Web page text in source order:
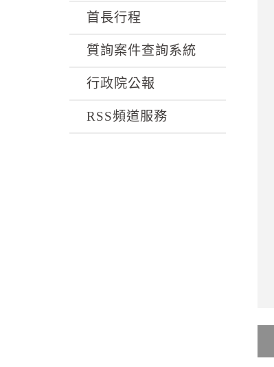
首長行程
質詢案件查詢系統
行政院公報
RSS頻道服務